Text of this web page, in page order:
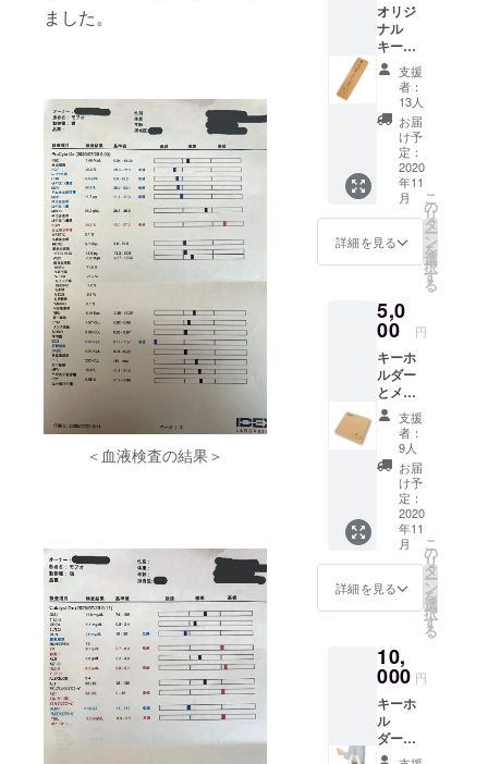
ました。
＜血液検査の結果＞
オリジ
ナル
キーホ
ルダー
です。
また、
お手紙
にてお
礼と経
過報告
をさせ
て頂き
ます。
デザイ
ンは構
想中の
ので、
技術
的、予
算的都
合によ
り変更
になる
場合が
ありま
す。 一
部、発
注予定
の業者
様のサ
ンプル
画像を
加工し
いてお
りま
す。
支援
者：
13人
お届
け予
定：
2020
年11
月
詳細を見る
こ
の
リ
タ
ー
ン
を
選
択
す
る
5,0
00 円
キーホ
ルダー
とメモ
用紙の
セット
です。
また、
お手紙
にてお
礼と経
過報告
をさせ
て頂き
ます。
デザイ
ンは構
物です
ので、
技術
的、予
算的都
合によ
り変更
支援
者：
9人
お届
け予
定：
2020
年11
月
詳細を見る
こ
の
リ
タ
ー
ン
を
選
択
す
る
10,
000 円
キーホ
ル
ダー、
メモ用